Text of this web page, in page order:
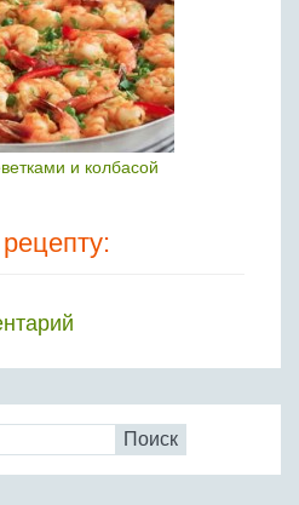
и колбасой
Поиск